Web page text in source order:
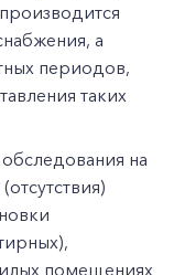
а
периодов,
таких
на
помещениях